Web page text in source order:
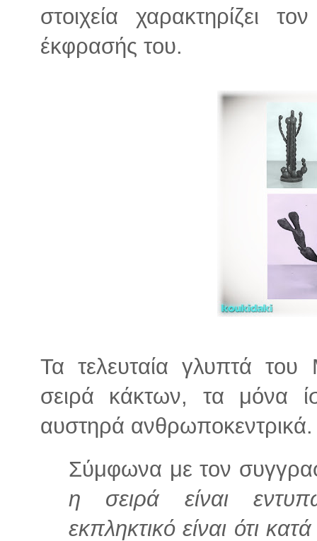
στοιχεία χαρακτηρίζει
έκφρασής του.
Τα τελευταία γλυπτά
σειρά κάκτων, τα μόνα
αυστηρά ανθρωποκεντρικά.
Σύμφωνα με τον
η σειρά είναι
εκπληκτικό είναι ότι